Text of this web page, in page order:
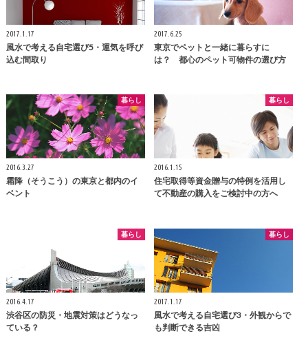
2017.1.17
風水で考える自宅選び5・運気を呼び
込む間取り
2017.6.25
東京でペットと一緒に暮らすに
は？ 都心のペット可物件の選び方
暮らし
2016.3.27
霜降（そうこう）の東京と都内のイ
ベント
暮らし
2016.1.15
住宅取得等資金贈与の特例を活用し
て不動産の購入をご検討中の方へ
暮らし
2016.4.17
渋谷区の防災・地震対策はどうなっ
ている？
暮らし
2017.1.17
風水で考える自宅選び3・外観からで
も判断できる吉凶